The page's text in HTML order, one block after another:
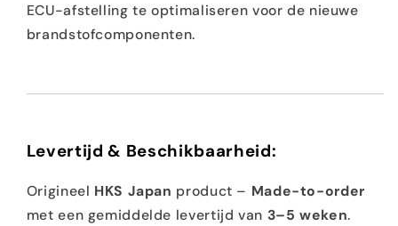
ECU-afstelling te optimaliseren voor de nieuwe
brandstofcomponenten.
Levertijd & Beschikbaarheid:
Origineel HKS Japan product – Made-to-order
met een gemiddelde levertijd van 3–5 weken.